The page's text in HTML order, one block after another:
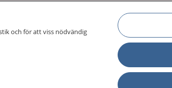
och för att viss nödvändig